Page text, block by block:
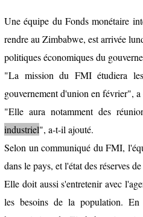
Une équipe du Fonds monétaire
rendre au Zimbabwe, est arrivée
politiques économiques du
"La mission du FMI étudiera
gouvernement d'union en février",
"Elle aura notamment des
industriel", a-t-il ajouté.
Selon un communiqué du FMI,
dans le pays, et l'état des réserves
Elle doit aussi s'entretenir avec
les besoins de la population.